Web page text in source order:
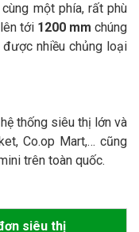
cùng một phía, rất phù
tới 1200 mm chúng
nhiều chủng loại
thống siêu thị lớn và
Co.op Mart,… cũng
trên toàn quốc.
siêu thị